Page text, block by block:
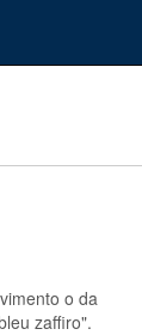
o da
zaffiro".